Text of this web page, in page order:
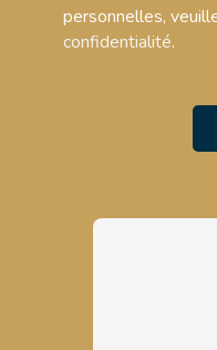
personnelles,
confidentialité.